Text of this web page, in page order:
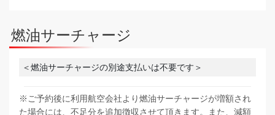
燃油サーチャージ
＜燃油サーチャージの別途支払いは不要です＞
※ご予約後に利用航空会社より燃油サーチャージが増額され
た場合には、不足分を追加徴収させて頂きます。また、減額